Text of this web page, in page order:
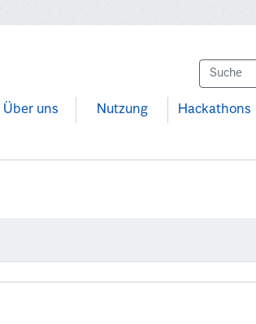
Über uns Nutzung Hackathons